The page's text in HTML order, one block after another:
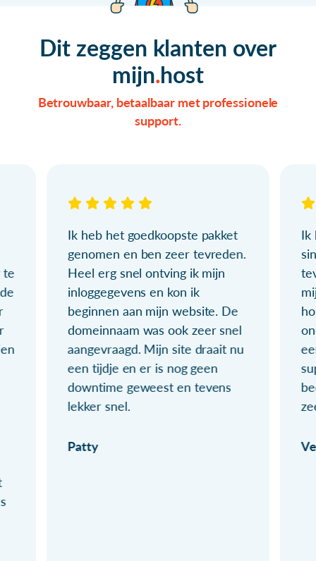
Dit zeggen klanten over
mijn host
Betrouwbaar, betaalbaar met professionele
support.
te
Ik heb het goedkoopste pakket
genomen en ben zeer tevreden.
Heel erg snel ontving ik mijn
inloggegevens en kon ik
beginnen aan mijn website. De
domeinnaam was ook zeer snel
aangevraagd. Mijn site draait nu
een tijdje en er is nog geen
downtime geweest en tevens
lekker snel.
Patty
Ik